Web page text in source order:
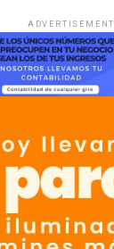
ADVERTISEMENT